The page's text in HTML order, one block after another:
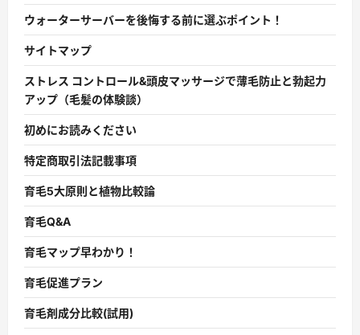
ウォーターサーバーを後悔する前に選ぶポイント！
サイトマップ
ストレス コントロール&頭皮マッサージで薄毛防止と勃起力
アップ（毛髪の体験談）
初めにお読みください
特定商取引法記載事項
育毛5大原則と植物比較論
育毛Q&A
育毛マップ早わかり！
育毛促進プラン
育毛剤成分比較(試用)